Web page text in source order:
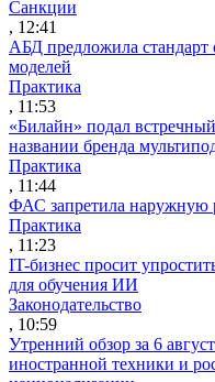
Санкции
, 12:41
АБД предложила
моделей
Практика
, 11:53
«Билайн» подал
названии бренда
Практика
, 11:44
ФАС запретила наружную
Практика
, 11:23
IT-бизнес просит
для обучения ИИ
Законодательство
, 10:59
Утренний обзор за 6
иностранной техники и